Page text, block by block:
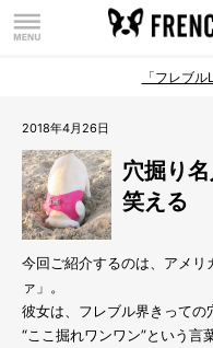
「フレブ
2018年4月26日
穴掘り
笑える
今回ご紹介するのは、アメ
ァ」。
彼女は、フレブル界きっての
“ここ掘れワンワン”という言